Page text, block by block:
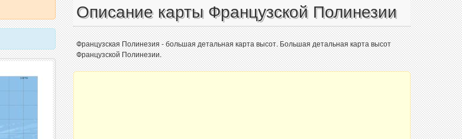
Описание карты Французской Полинезии
Французская Полинезия - большая детальная карта высот. Большая детальная карта высот
Французской Полинезии.